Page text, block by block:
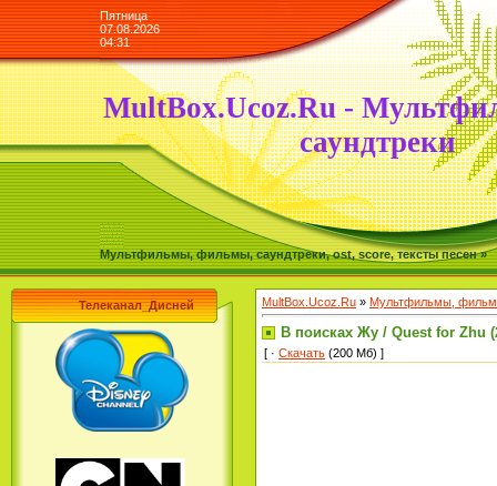
Пятница
07.08.2026
04:31
MultBox.Ucoz.Ru -
саундтреки
Мультфильмы, фильмы, саундтреки, ost, score, тексты песен »
Телеканал_Дисней MultBox.Ucoz.Ru » Мультфильмы,
В поисках Жу / Quest for Zhu
[ · Скачать (200 Мб) ]